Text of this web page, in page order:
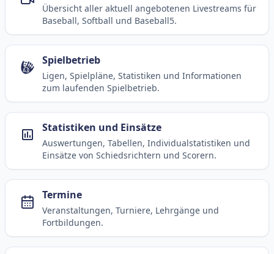
Übersicht aller aktuell angebotenen Livestreams für
Baseball, Softball und Baseball5.
Spielbetrieb
Ligen, Spielpläne, Statistiken und Informationen
zum laufenden Spielbetrieb.
Statistiken und Einsätze
Auswertungen, Tabellen, Individualstatistiken und
Einsätze von Schiedsrichtern und Scorern.
Termine
Veranstaltungen, Turniere, Lehrgänge und
Fortbildungen.